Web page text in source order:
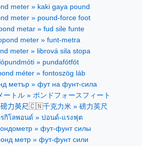
meter » kaki gaya pound
meter » pound-force foot
metar » fud sile funte
meter » funt-metra
meter » librová sila stopa
» pundafótfót
méter » fontoszög láb
метър » фут на фунт-сила
ートル » ポンドフォースフィート
力英尺🇨🇳千克力米 » 磅力英尺
กิโลพอนด์ » ปอนด์-แรงฟุต
» фут-фунт силы
метр » фут-фунт сили